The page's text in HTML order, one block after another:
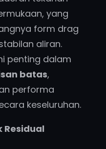
yang
form drag
aliran.
penting dalam
batas,
performa
keseluruhan.
Residual